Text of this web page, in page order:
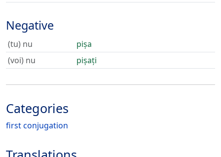
Negative
(tu) nu
pișa
(voi) nu
pișați
Categories
first conjugation